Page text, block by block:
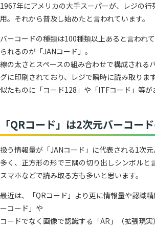
1967年にアメリカの大手スーパーが、レジの
用。それから普及し始めたと言われています。
バーコードの種類は100種類以上あると言われ
られるのが「JANコード」。
線の太さとスペースの組み合わせで構成される
グに印刷されており、レジで瞬時に読み取ります
似たものに「コード128」や「ITFコード」等が
「QRコード」は2次元バーコー
扱う情報量が「JANコード」に代表される1次
多く、正方形の形で三隅の切り出しシンボルと
スマホなどで読み取る方も多いと思います。
最近は、「QRコード」より更に情報量や認識
ーコード」や
コードでなく画像で認識する「AR」（拡張現